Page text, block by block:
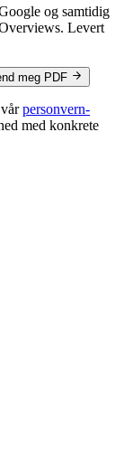
og samtidig
Levert
meg PDF
personvern­
med konkrete